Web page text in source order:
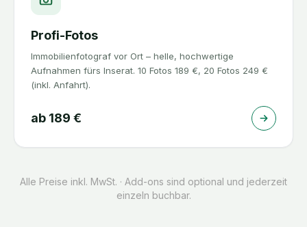
Profi-Fotos
Immobilienfotograf vor Ort – helle, hochwertige
Aufnahmen fürs Inserat. 10 Fotos 189 €, 20 Fotos 249 €
(inkl. Anfahrt).
ab 189 €
Alle Preise inkl. MwSt. · Add-ons sind optional und jederzeit
einzeln buchbar.